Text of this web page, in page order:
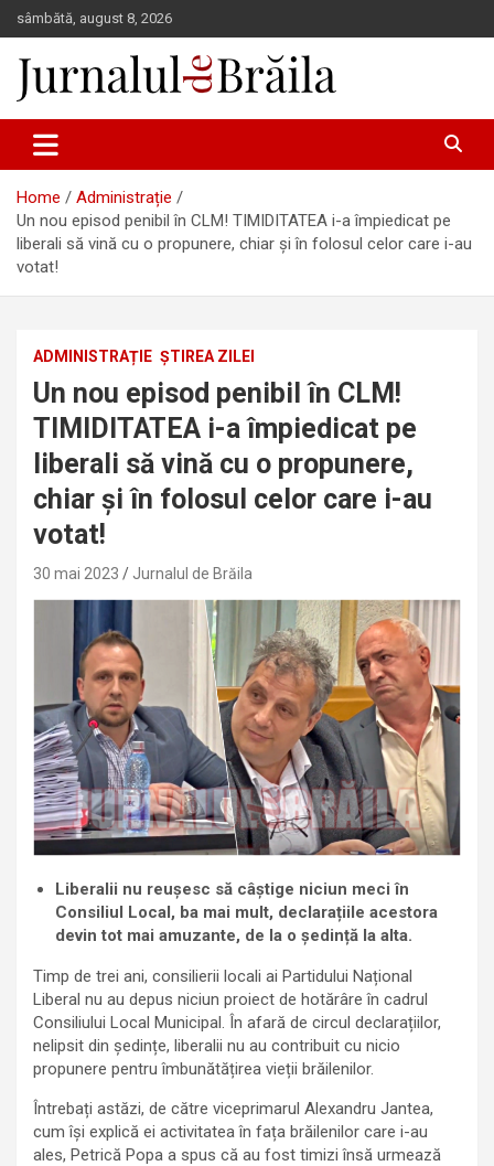
Skip
to
content
sâmbătă, august 8, 2026
Jurnalul de Brăila
Home
Administrație
Un nou episod penibil în CLM! TIMIDITATEA i-a împiedicat pe
liberali să vină cu o propunere, chiar și în folosul celor care i-au
votat!
ADMINISTRAȚIE ȘTIREA ZILEI
Un nou episod penibil în CLM!
TIMIDITATEA i-a împiedicat pe
liberali să vină cu o propunere,
chiar și în folosul celor care i-au
votat!
30 mai 2023 Jurnalul de Brăila
Liberalii nu reușesc să câștige niciun meci în
Consiliul Local, ba mai mult, declarațiile acestora
devin tot mai amuzante, de la o ședință la alta.
Timp de trei ani, consilierii locali ai Partidului Național
Liberal nu au depus niciun proiect de hotărâre în cadrul
Consiliului Local Municipal. În afară de circul declarațiilor,
nelipsit din ședințe, liberalii nu au contribuit cu nicio
propunere pentru îmbunătățirea vieții brăilenilor.
Întrebați astăzi, de către viceprimarul Alexandru Jantea,
cum își explică ei activitatea în fața brăilenilor care i-au
ales, Petrică Popa a spus că au fost timizi însă urmează